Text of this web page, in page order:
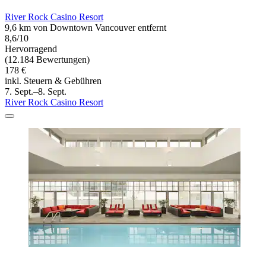
River Rock Casino Resort
9,6 km von Downtown Vancouver entfernt
8,6/10
Hervorragend
(12.184 Bewertungen)
178 €
inkl. Steuern & Gebühren
7. Sept.–8. Sept.
River Rock Casino Resort